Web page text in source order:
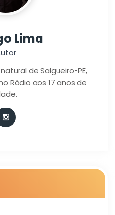
Lima
de Salgueiro-PE,
Rádio aos 17 anos de